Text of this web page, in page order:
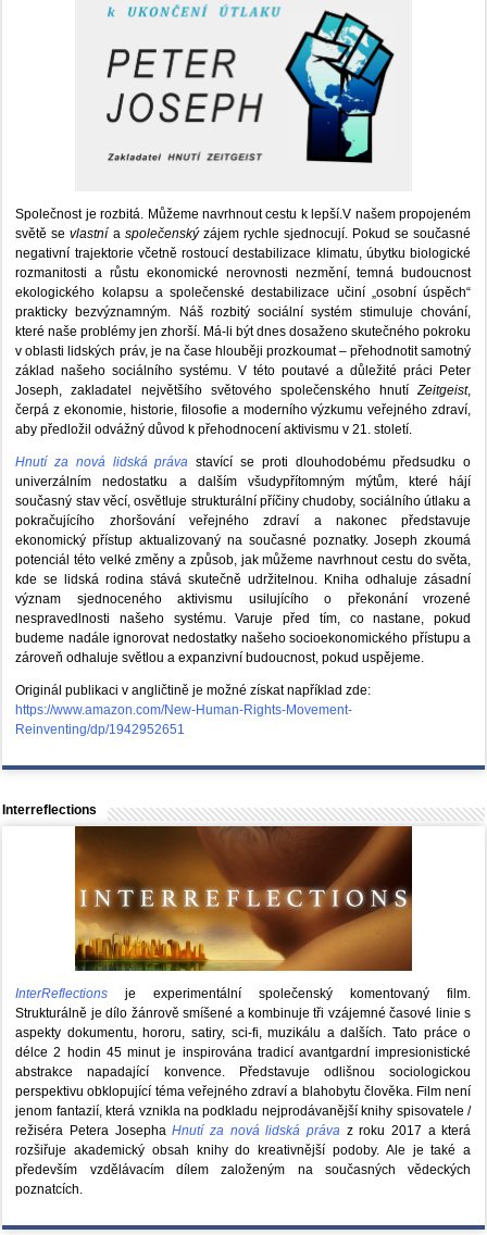
Společnost je rozbitá. Můžeme navrhnout cestu k lepší.V našem propojeném
světě sevlastní a společenskýzájem rychle sjednocují. Pokud se současné
negativní trajektorie včetně rostoucí destabilizace klimatu, úbytku biologické
rozmanitosti a růstu ekonomické nerovnosti nezmění, temná budoucnost
ekologického kolapsu a společenské destabilizace učiní „osobní úspěch“
prakticky bezvýznamným. Náš rozbitý sociální systém stimuluje chování,
které naše problémy jen zhorší. Má-li být dnes dosaženo skutečného pokroku
v oblasti lidských práv, je na čase hlouběji prozkoumat – přehodnotit samotný
základ našeho sociálního systému. V této poutavé a důležité práci Peter
Joseph, zakladatel největšího světového společenského hnutíZeitgeist,
čerpá z ekonomie, historie, filosofie a moderního výzkumu veřejného zdraví,
aby předložil odvážný důvod k přehodnocení aktivismu v 21. století.
Hnutí za nová lidská práva stavící se proti dlouhodobému předsudku o
univerzálním nedostatku a dalším všudypřítomným mýtům, které hájí
současný stav věcí, osvětluje strukturální příčiny chudoby, sociálního útlaku a
pokračujícího zhoršování veřejného zdraví a nakonec představuje
ekonomický přístup aktualizovaný na současné poznatky. Joseph zkoumá
potenciál této velké změny a způsob, jak můžeme navrhnout cestu do světa,
kde se lidská rodina stává skutečně udržitelnou. Kniha odhaluje zásadní
význam sjednoceného aktivismu usilujícího o překonání vrozené
nespravedlnosti našeho systému. Varuje před tím, co nastane, pokud
budeme nadále ignorovat nedostatky našeho socioekonomického přístupu a
zároveň odhaluje světlou a expanzivní budoucnost, pokud uspějeme.
Originál publikaci v angličtině je možné získat například zde:
https://www.amazon.com/New-Human-Rights-Movement-
Reinventing/dp/1942952651
Interreflections
InterReflections je experimentální společenský komentovaný film.
Strukturálně je dílo žánrově smíšené a kombinuje tři vzájemné časové linie s
aspekty dokumentu, hororu, satiry, sci-fi, muzikálu a dalších. Tato práce o
délce 2 hodin 45 minut je inspirována tradicí avantgardní impresionistické
abstrakce napadající konvence. Představuje odlišnou sociologickou
perspektivu obklopující téma veřejného zdraví a blahobytu člověka. Film není
jenom fantazií, která vznikla na podkladu nejprodávanější knihy spisovatele /
režiséra Petera JosephaHnutí za nová lidská právaz roku 2017 a která
rozšiřuje akademický obsah knihy do kreativnější podoby. Ale je také a
především vzdělávacím dílem založeným na současných vědeckých
poznatcích.